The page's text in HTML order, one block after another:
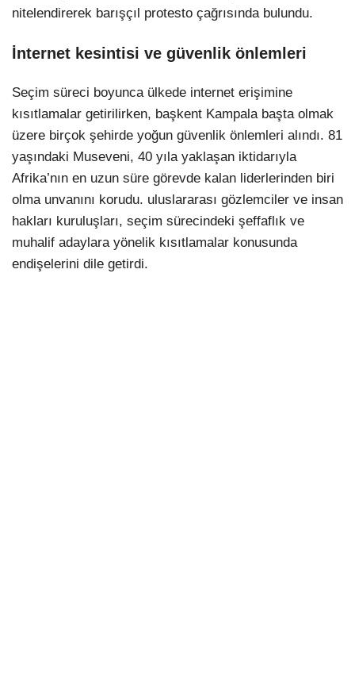
nitelendirerek barışçıl protesto çağrısında bulundu.
İnternet kesintisi ve güvenlik önlemleri
Seçim süreci boyunca ülkede internet erişimine
kısıtlamalar getirilirken, başkent Kampala başta olmak
üzere birçok şehirde yoğun güvenlik önlemleri alındı. 81
yaşındaki Museveni, 40 yıla yaklaşan iktidarıyla
Afrika’nın en uzun süre görevde kalan liderlerinden biri
olma unvanını korudu. uluslararası gözlemciler ve insan
hakları kuruluşları, seçim sürecindeki şeffaflık ve
muhalif adaylara yönelik kısıtlamalar konusunda
endişelerini dile getirdi.